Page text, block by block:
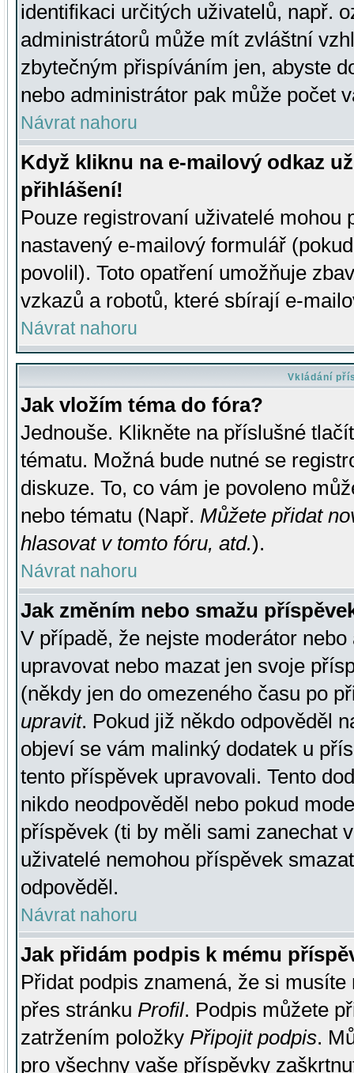
identifikaci určitých uživatelů, např.
administrátorů může mít zvláštní
zbytečným přispíváním jen, abyste
nebo administrátor pak může počet
Návrat nahoru
Když kliknu na e-mailový odkaz
přihlášení!
Pouze registrovaní uživatelé mohou
nastavený e-mailový formulář
povolil). Toto opatření umožňuje
vzkazů a robotů, které sbírají e-
Návrat nahoru
Vkládání
Jak vložím téma do fóra?
Jednouše. Klikněte na příslušné
tématu. Možná bude nutné se
diskuze. To, co vám je povoleno
nebo tématu (Např. Můžete přidat
hlasovat v tomto fóru, atd.).
Návrat nahoru
Jak změním nebo smažu
V případě, že nejste moderátor
upravovat nebo mazat jen svoje
(někdy jen do omezeného času po
upravit. Pokud již někdo odpověděl
objeví se vám malinký dodatek u
tento příspěvek upravovali. Tento
nikdo neodpověděl nebo pokud
příspěvek (ti by měli sami zanechat
uživatelé nemohou příspěvek
odpověděl.
Návrat nahoru
Jak přidám podpis k mému
Přidat podpis znamená, že si
přes stránku Profil. Podpis můžete
zatržením položky Připojit podpis.
pro všechny vaše příspěvky